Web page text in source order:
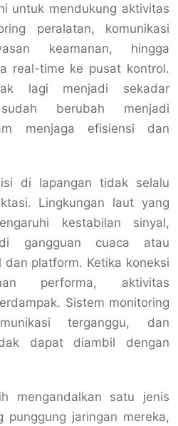
untuk mendukung aktivitas
peralatan, komunikasi
keamanan, hingga
real-time ke pusat kontrol.
lagi menjadi sekadar
berubah menjadi
menjaga efisiensi dan
di lapangan tidak selalu
Lingkungan laut yang
kestabilan sinyal,
gangguan cuaca atau
platform. Ketika koneksi
performa, aktivitas
Sistem monitoring
terganggu, dan
dapat diambil dengan
mengandalkan satu jenis
punggung jaringan mereka,